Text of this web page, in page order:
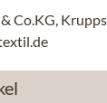
Co.KG,